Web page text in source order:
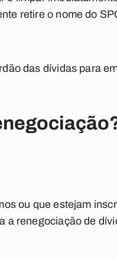
retire o nome do
das dívidas para
ou que estejam
a renegociação de